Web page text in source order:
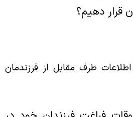
قرار دهیم؟
طرف مقابل از فرزندمان